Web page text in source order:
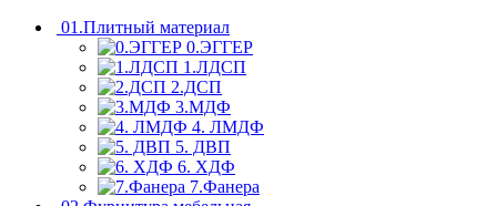
01.Плитный материал
0.ЭГГЕР
1.ЛДСП
2.ДСП
3.МДФ
4. ЛМДФ
5. ДВП
6. ХДФ
7.Фанера